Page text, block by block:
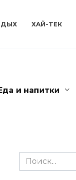
ХАЙ-ТЕК
и напитки
Search
for: